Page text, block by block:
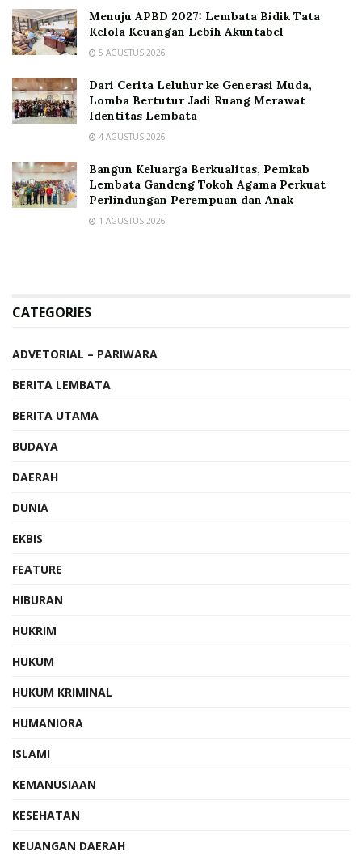
Menuju APBD 2027: Lembata Bidik Tata
Kelola Keuangan Lebih Akuntabel
5 AGUSTUS 2026
Dari Cerita Leluhur ke Generasi Muda,
Lomba Bertutur Jadi Ruang Merawat
Identitas Lembata
4 AGUSTUS 2026
Bangun Keluarga Berkualitas, Pemkab
Lembata Gandeng Tokoh Agama Perkuat
Perlindungan Perempuan dan Anak
1 AGUSTUS 2026
CATEGORIES
ADVETORIAL – PARIWARA
BERITA LEMBATA
BERITA UTAMA
BUDAYA
DAERAH
DUNIA
EKBIS
FEATURE
HIBURAN
HUKRIM
HUKUM
HUKUM KRIMINAL
HUMANIORA
ISLAMI
KEMANUSIAAN
KESEHATAN
KEUANGAN DAERAH